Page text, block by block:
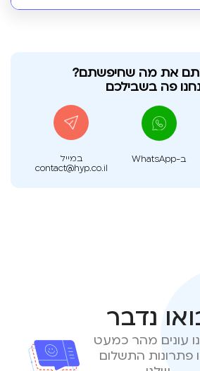
את מה שחיפשתם?
פה בשבילכם
ב-WhatsApp
במייל
contact@hyp.co.il
נדבר
עונים מהר כמעט
פתרונות התשלום